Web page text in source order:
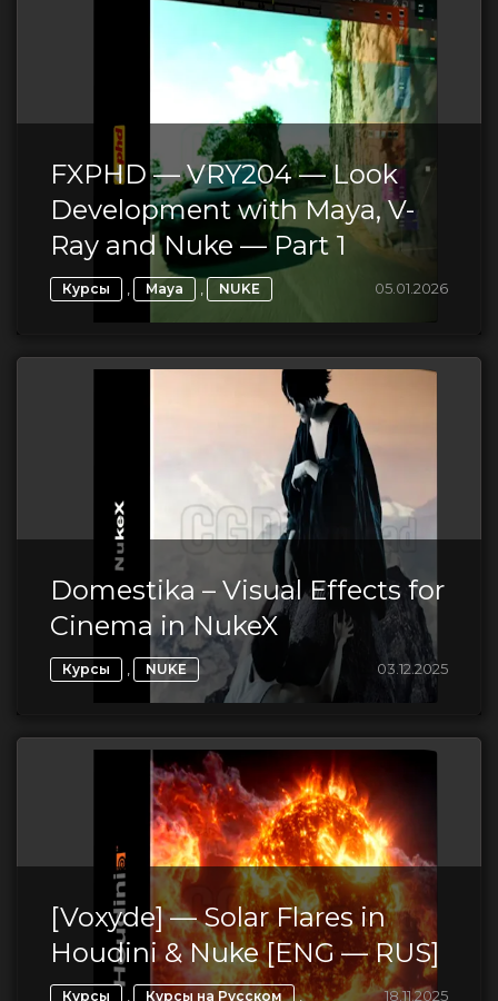
FXPHD — VRY204 — Look
Development with Maya, V-
Ray and Nuke — Part 1
Курсы , Maya , NUKE 05.01.2026
Domestika – Visual Effects for
Cinema in NukeX
Курсы , NUKE 03.12.2025
[Voxyde] — Solar Flares in
Houdini & Nuke [ENG — RUS]
Курсы , Курсы на Русском , 18.11.2025